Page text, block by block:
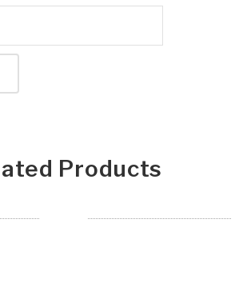
Products